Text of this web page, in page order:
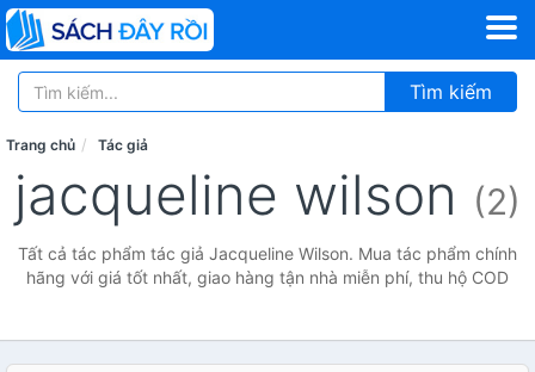
Tìm kiếm
Trang chủ Tác giả
jacqueline wilson (2)
Tất cả tác phẩm tác giả Jacqueline Wilson. Mua tác phẩm chính
hãng với giá tốt nhất, giao hàng tận nhà miễn phí, thu hộ COD